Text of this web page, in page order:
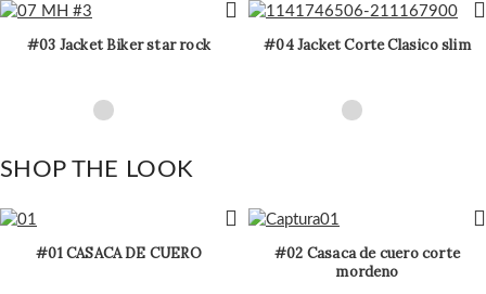
#03 Jacket Biker star rock #04 Jacket Corte Clasico slim
SHOP THE LOOK
#01 CASACA DE CUERO
#02 Casaca de cuero corte
mordeno